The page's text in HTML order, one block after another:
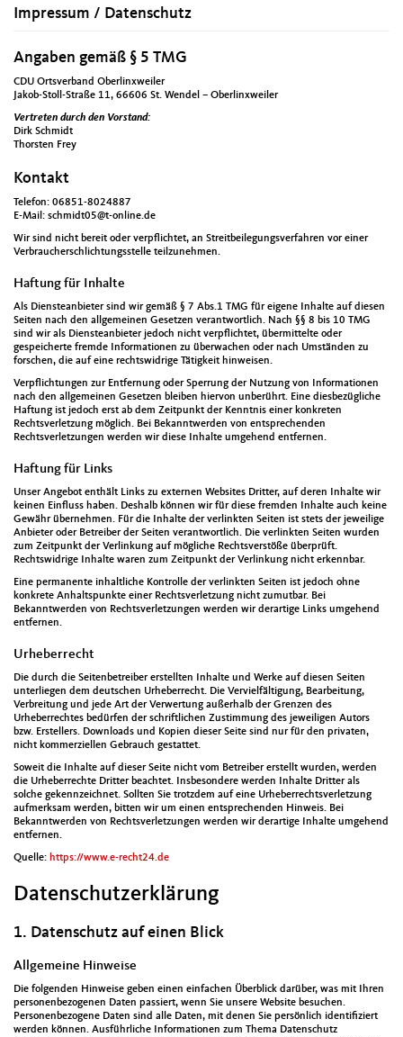
Impressum / Datenschutz
Angaben gemäß § 5 TMG
CDU Ortsverband Oberlinxweiler
Jakob-Stoll-Straße 11, 66606 St. Wendel – Oberlinxweiler
Vertreten durch den Vorstand:
Dirk Schmidt
Thorsten Frey
Kontakt
Telefon: 06851-8024887
E-Mail: schmidt05@t-online.de
Wir sind nicht bereit oder verpflichtet, an Streitbeilegungsverfahren vor einer
Verbraucherschlichtungsstelle teilzunehmen.
Haftung für Inhalte
Als Diensteanbieter sind wir gemäß § 7 Abs.1 TMG für eigene Inhalte auf diesen
Seiten nach den allgemeinen Gesetzen verantwortlich. Nach §§ 8 bis 10 TMG
sind wir als Diensteanbieter jedoch nicht verpflichtet, übermittelte oder
gespeicherte fremde Informationen zu überwachen oder nach Umständen zu
forschen, die auf eine rechtswidrige Tätigkeit hinweisen.
Verpflichtungen zur Entfernung oder Sperrung der Nutzung von Informationen
nach den allgemeinen Gesetzen bleiben hiervon unberührt. Eine diesbezügliche
Haftung ist jedoch erst ab dem Zeitpunkt der Kenntnis einer konkreten
Rechtsverletzung möglich. Bei Bekanntwerden von entsprechenden
Rechtsverletzungen werden wir diese Inhalte umgehend entfernen.
Haftung für Links
Unser Angebot enthält Links zu externen Websites Dritter, auf deren Inhalte wir
keinen Einfluss haben. Deshalb können wir für diese fremden Inhalte auch keine
Gewähr übernehmen. Für die Inhalte der verlinkten Seiten ist stets der jeweilige
Anbieter oder Betreiber der Seiten verantwortlich. Die verlinkten Seiten wurden
zum Zeitpunkt der Verlinkung auf mögliche Rechtsverstöße überprüft.
Rechtswidrige Inhalte waren zum Zeitpunkt der Verlinkung nicht erkennbar.
Eine permanente inhaltliche Kontrolle der verlinkten Seiten ist jedoch ohne
konkrete Anhaltspunkte einer Rechtsverletzung nicht zumutbar. Bei
Bekanntwerden von Rechtsverletzungen werden wir derartige Links umgehend
entfernen.
Urheberrecht
Die durch die Seitenbetreiber erstellten Inhalte und Werke auf diesen Seiten
unterliegen dem deutschen Urheberrecht. Die Vervielfältigung, Bearbeitung,
Verbreitung und jede Art der Verwertung außerhalb der Grenzen des
Urheberrechtes bedürfen der schriftlichen Zustimmung des jeweiligen Autors
bzw. Erstellers. Downloads und Kopien dieser Seite sind nur für den privaten,
nicht kommerziellen Gebrauch gestattet.
Soweit die Inhalte auf dieser Seite nicht vom Betreiber erstellt wurden, werden
die Urheberrechte Dritter beachtet. Insbesondere werden Inhalte Dritter als
solche gekennzeichnet. Sollten Sie trotzdem auf eine Urheberrechtsverletzung
aufmerksam werden, bitten wir um einen entsprechenden Hinweis. Bei
Bekanntwerden von Rechtsverletzungen werden wir derartige Inhalte umgehend
entfernen.
Quelle: https://www.e-recht24.de
Datenschutzerklärung
1. Datenschutz auf einen Blick
Allgemeine Hinweise
Die folgenden Hinweise geben einen einfachen Überblick darüber, was mit Ihren
personenbezogenen Daten passiert, wenn Sie unsere Website besuchen.
Personenbezogene Daten sind alle Daten, mit denen Sie persönlich identifiziert
werden können. Ausführliche Informationen zum Thema Datenschutz